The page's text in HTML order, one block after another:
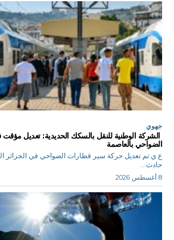
جهوي
الشركة الوطنية للنقل بالسكك الحديدية: تعديل
الضواحي بالعاصمة
ع ي تم تعديل حركة سير قطارات الضواحي في الجزائر
حادث...
8 أغسطس 2026